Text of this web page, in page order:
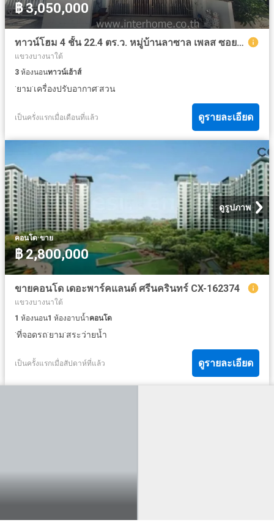
฿ 3,050,000
ทาวน์โฮม 4 ชั้น 22.4 ตร.ว. หมู่บ้านลาซาล เพลส ซอยลาซาล24 ถนนสุขุมวิท ถนนศรีนครินทร์ เขตบางนา กรุงเทพมหานคร
แขวงบางนาใต้
3 ห้องนอนทาวน์เฮ้าส์
·ยาม·เครื่องปรับอากาศ·สวน
เป็นครั่งแรกเมื่อเดือนที่แล้ว ดูรายละเอียด
ดูรูปภาพ
คอนโด·ขาย
฿ 2,800,000
ขายคอนโด เดอะพาร์คแลนด์ ศรีนครินทร์ CX-162374
แขวงบางนาใต้
1 ห้องนอน1 ห้องอาบน้ำคอนโด
·ที่จอดรถ·ยาม·สระว่ายน้ำ
เป็นครั้งแรกเมื่อสัปดาห์ที่แล้ว ดูรายละเอียด